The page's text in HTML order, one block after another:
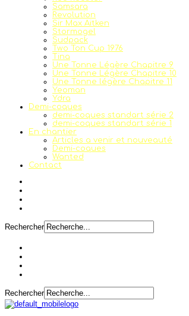
Samsara
Revolution
Sir Max Aitken
Stormogel
Sudpack
Two Ton Cup 1976
Tina
Une Tonne Légère Chapitre 9
Une Tonne Légère Chapitre 10
Une Tonne légère Chapitre 11
Yeoman
Ydra
Demi-coques
demi-coques standart série 2
demi-coques standart série 1
En chantier
Articles a venir et nouveauté
Demi-coques
Wanted
Contact
Rechercher
Rechercher